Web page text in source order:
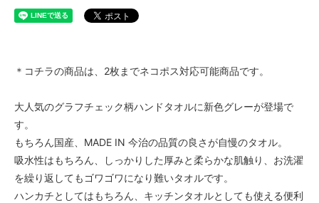
＊コチラの商品は、2枚までネコポス対応可能商品です。
大人気のグラフチェック柄ハンドタオルに新色グレーが登場で
す。
もちろん国産、MADE IN 今治の品質の良さが自慢のタオル。
吸水性はもちろん、しっかりした厚みと柔らかな肌触り、お洗濯
を繰り返してもゴワゴワになり難いタオルです。
ハンカチとしてはもちろん、キッチンタオルとしても使える便利